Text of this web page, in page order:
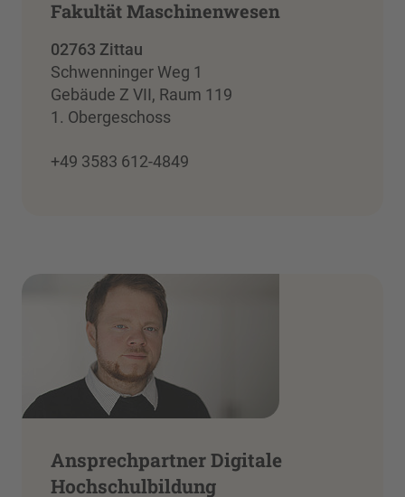
Fakultät Maschinenwesen
02763 Zittau
Schwenninger Weg 1
Gebäude Z VII, Raum 119
1. Obergeschoss
+49 3583 612-4849
Ansprechpartner Digitale
Hochschulbildung